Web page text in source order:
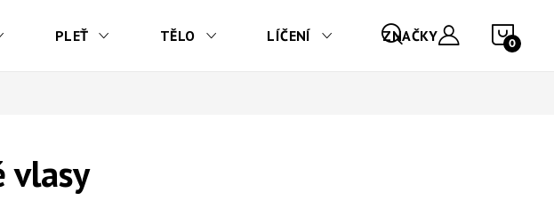
PLEŤ TĚLO LÍČENÍ ZNAČKY
vlasy